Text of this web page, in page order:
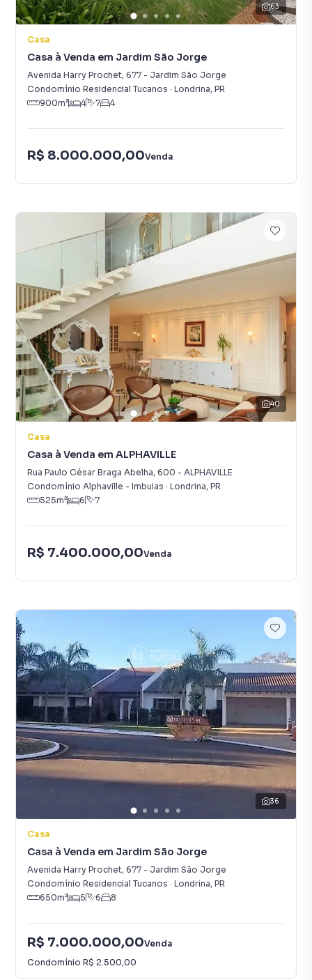
63
Casa
Casa à Venda em Jardim São Jorge
Avenida Harry Prochet, 677 - Jardim São Jorge
Condomínio Residencial Tucanos · Londrina, PR
900m² 4 7 4
R$ 8.000.000,00Venda
40
Casa
Casa à Venda em ALPHAVILLE
Rua Paulo César Braga Abelha, 600 - ALPHAVILLE
Condomínio Alphaville - Imbuias · Londrina, PR
525m² 6 7
R$ 7.400.000,00Venda
36
Casa
Casa à Venda em Jardim São Jorge
Avenida Harry Prochet, 677 - Jardim São Jorge
Condomínio Residencial Tucanos · Londrina, PR
650m² 5 6 8
R$ 7.000.000,00Venda
Condomínio R$ 2.500,00